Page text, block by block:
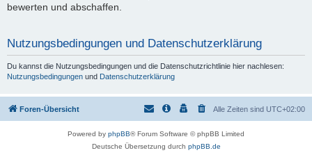
bewerten und abschaffen.
Nutzungsbedingungen und Datenschutzerklärung
Du kannst die Nutzungsbedingungen und die Datenschutzrichtlinie hier nachlesen:
Nutzungsbedingungen und Datenschutzerklärung
Foren-Übersicht Alle Zeiten sind UTC+02:00
Powered by phpBB® Forum Software © phpBB Limited
Deutsche Übersetzung durch phpBB.de